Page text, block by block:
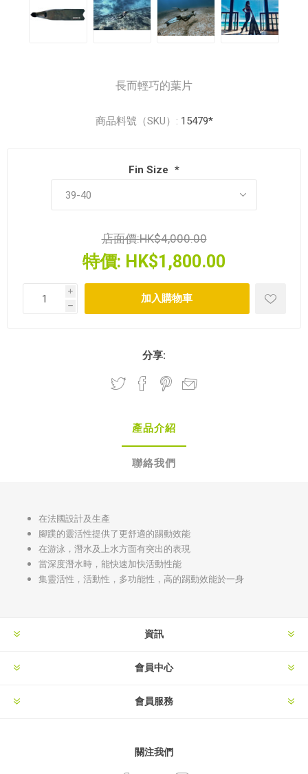
長而輕巧的葉片
商品料號（SKU）: 15479*
Fin Size *
店面價:HK$4,000.00
特價: HK$1,800.00
i
h
分享:
產品介紹
聯絡我們
在法國設計及生產
腳蹼的靈活性提供了更舒適的踢動效能
在游泳，潛水及上水方面有突出的表現
當深度潛水時，能快速加快活動性能
集靈活性，活動性，多功能性，高的踢動效能於一身
資訊
會員中心
會員服務
關注我們